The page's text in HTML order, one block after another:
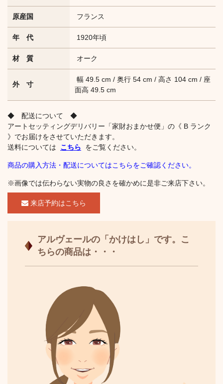
原産国 フランス
年 代 1920年頃
材 質 オーク
外 寸
幅 49.5 cm / 奥行 54 cm / 高さ 104 cm / 座
面高 49.5 cm
◆ 配送について ◆
アートセッティングデリバリー「家財おまかせ便」の《 B ランク
》でお届けをさせていただきます。
送料については こちら をご覧ください。
商品の購入方法・配送についてはこちらをご確認ください。
※画像では伝わらない実物の良さを確かめに是非ご来店下さい。
来店予約はこちら
アルヴェールの「かけはし」です。こ
ちらの商品は・・・